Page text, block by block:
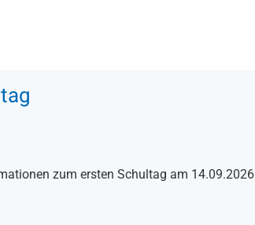
zum ersten Schultag am 14.09.2026